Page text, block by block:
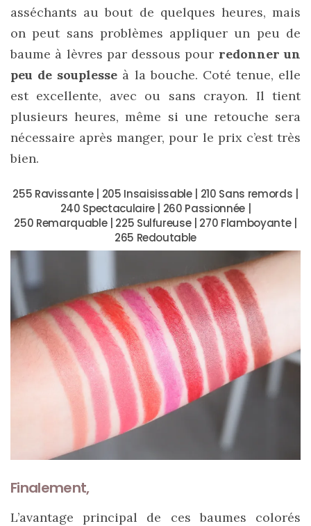
Lookbook
(175)
Luxe
&
maroquinerie
(218)
Sélections
ARCHIVES
asséchants au bout de quelques heures, mais
on peut sans problèmes appliquer un peu de
baume à lèvres par dessous pour redonner un
peu de souplesse à la bouche. Coté tenue, elle
est excellente, avec ou sans crayon. Il tient
plusieurs heures, même si une retouche sera
nécessaire après manger, pour le prix c’est très
bien.
255 Ravissante | 205 Insaisissable | 210 Sans remords |
240 Spectaculaire | 260 Passionnée |
250 Remarquable | 225 Sulfureuse | 270 Flamboyante |
265 Redoutable
Finalement,
L’avantage principal de ces baumes colorés